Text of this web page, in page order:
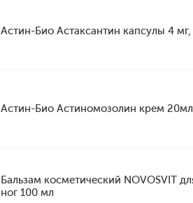
Астин-Био Астаксантин капсулы 4
Астин-Био Астиномозолин крем 20мл
Бальзам косметический NOVOSVIT
ног 100 мл